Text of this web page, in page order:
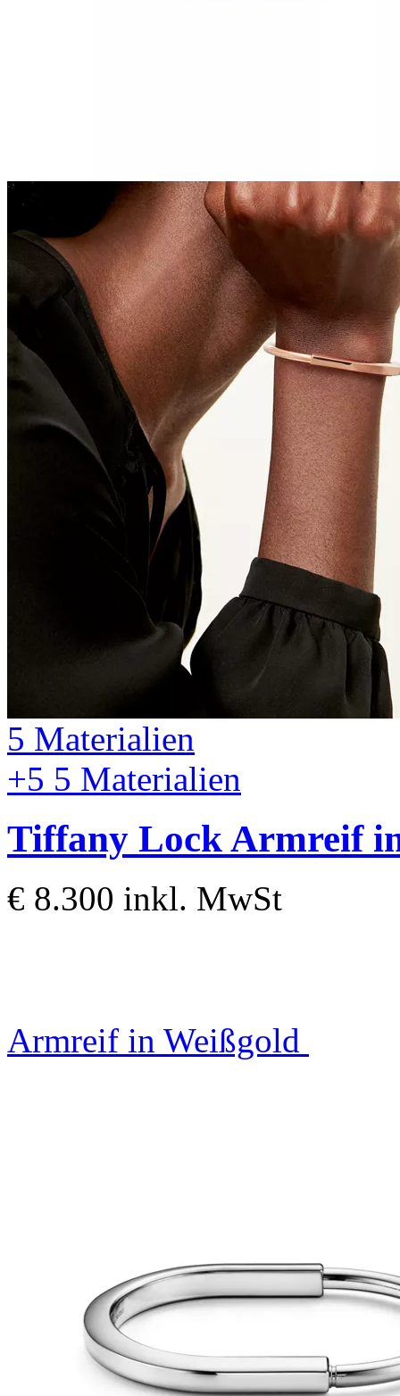
5 Materialien
+5 5 Materialien
Tiffany LockArmreif
€ 8.300 inkl. MwSt
Armreif in Weißgold